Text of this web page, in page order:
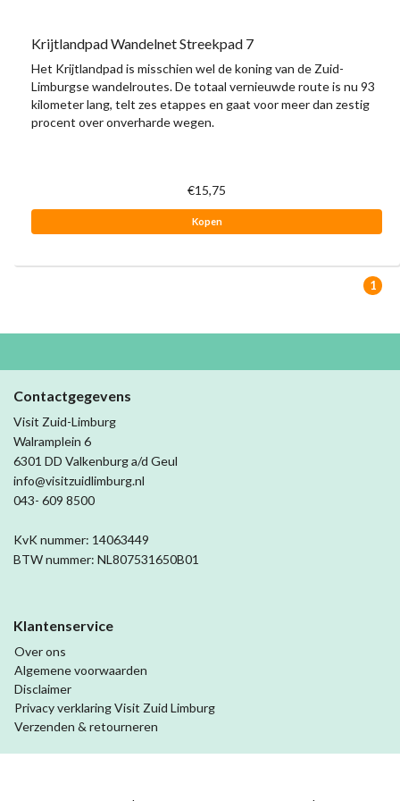
Krijtlandpad Wandelnet Streekpad 7
Het Krijtlandpad is misschien wel de koning van de Zuid-
Limburgse wandelroutes. De totaal vernieuwde route is nu 93
kilometer lang, telt zes etappes en gaat voor meer dan zestig
procent over onverharde wegen.
€15,75
Kopen
1
Contactgegevens
Visit Zuid-Limburg
Walramplein 6
6301 DD Valkenburg a/d Geul
info@visitzuidlimburg.nl
043- 609 8500
KvK nummer: 14063449
BTW nummer: NL807531650B01
Klantenservice
Over ons
Algemene voorwaarden
Disclaimer
Privacy verklaring Visit Zuid Limburg
Verzenden & retourneren